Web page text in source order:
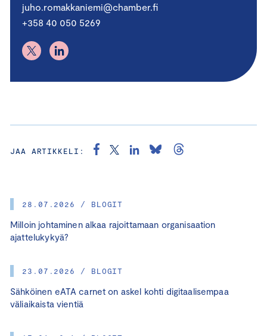
28.07.2026 / BLOGIT
Milloin johtaminen alkaa rajoittamaan organisaation
ajattelukykyä?
23.07.2026 / BLOGIT
Sähköinen eATA carnet on askel kohti digitaalisempaa
väliaikaista vientiä
juho.romakkaniemi@chamber.fi
+358 40 050 5269
JAA ARTIKKELI: